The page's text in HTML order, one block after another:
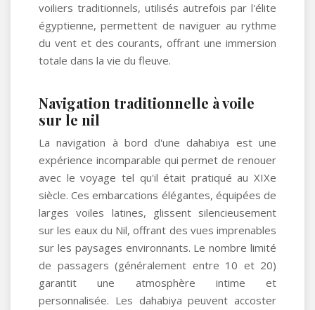
voiliers traditionnels, utilisés autrefois par l'élite
égyptienne, permettent de naviguer au rythme
du vent et des courants, offrant une immersion
totale dans la vie du fleuve.
Navigation traditionnelle à voile
sur le nil
La navigation à bord d'une dahabiya est une
expérience incomparable qui permet de renouer
avec le voyage tel qu'il était pratiqué au XIXe
siècle. Ces embarcations élégantes, équipées de
larges voiles latines, glissent silencieusement
sur les eaux du Nil, offrant des vues imprenables
sur les paysages environnants. Le nombre limité
de passagers (généralement entre 10 et 20)
garantit une atmosphère intime et
personnalisée. Les dahabiya peuvent accoster